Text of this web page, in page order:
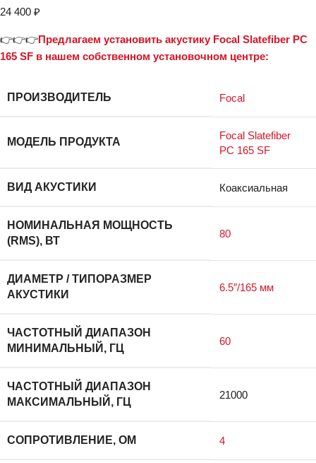
24 400 ₽
👉👉👉Предлагаем установить акустику Focal Slatefiber PC
165 SF в нашем собственном установочном центре:
ПРОИЗВОДИТЕЛЬ Focal
МОДЕЛЬ ПРОДУКТА
Focal Slatefiber
PC 165 SF
ВИД АКУСТИКИ Коаксиальная
НОМИНАЛЬНАЯ МОЩНОСТЬ
(RMS), ВТ
80
ДИАМЕТР / ТИПОРАЗМЕР
АКУСТИКИ
6.5″/165 мм
ЧАСТОТНЫЙ ДИАПАЗОН
МИНИМАЛЬНЫЙ, ГЦ
60
ЧАСТОТНЫЙ ДИАПАЗОН
МАКСИМАЛЬНЫЙ, ГЦ
21000
СОПРОТИВЛЕНИЕ, ОМ 4